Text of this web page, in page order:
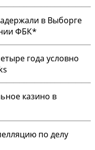
в Выборге
ФБК*
года условно
казино в
по делу